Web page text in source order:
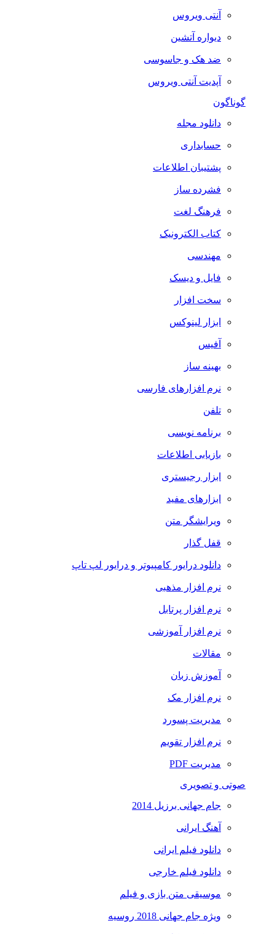
آنتی ویروس
دیواره آتشین
ضد هک و جاسوسی
آپدیت آنتی ویروس
گوناگون
دانلود مجله
حسابداری
پشتیبان اطلاعات
فشرده ساز
فرهنگ لغت
کتاب الکترونیک
مهندسی
فایل و دیسک
سخت افزار
ابزار لینوکس
آفیس
بهینه ساز
نرم افزارهای فارسی
تلفن
برنامه نویسی
بازیابی اطلاعات
ابزار رجیستری
ابزارهای مفید
ویرایشگر متن
قفل گذار
دانلود درایور کامپیوتر و درایور لپ تاپ
نرم افزار مذهبی
نرم افزار پرتابل
نرم افزار آموزشی
مقالات
آموزش زبان
نرم افزار مک
مدیریت پسورد
نرم افزار تقویم
مدیریت PDF
صوتی و تصویری
جام جهانی برزیل 2014
آهنگ ایرانی
دانلود فیلم ایرانی
دانلود فیلم خارجی
موسیقی متن بازی و فیلم
ویژه جام جهانی 2018 روسیه